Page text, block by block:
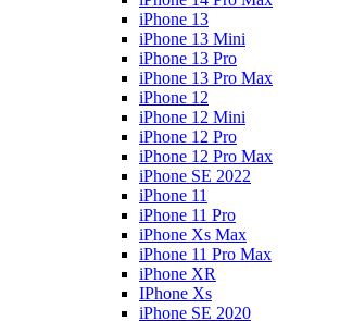
iPhone 13
iPhone 13 Mini
iPhone 13 Pro
iPhone 13 Pro Max
iPhone 12
iPhone 12 Mini
iPhone 12 Pro
iPhone 12 Pro Max
iPhone SE 2022
iPhone 11
iPhone 11 Pro
iPhone Xs Max
iPhone 11 Pro Max
iPhone XR
IPhone Xs
iPhone SE 2020